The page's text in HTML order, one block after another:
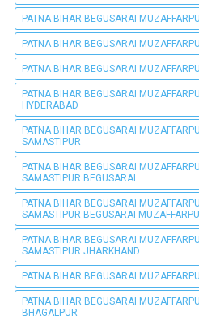
PATNA BIHAR BEGUSARAI
PATNA BIHAR BEGUSARAI
PATNA BIHAR BEGUSARAI
PATNA BIHAR BEGUSARAI
HYDERABAD
PATNA BIHAR BEGUSARAI
SAMASTIPUR
PATNA BIHAR BEGUSARAI
SAMASTIPUR BEGUSARAI
PATNA BIHAR BEGUSARAI
SAMASTIPUR BEGUSARAI
PATNA BIHAR BEGUSARAI
SAMASTIPUR JHARKHAND
PATNA BIHAR BEGUSARAI
PATNA BIHAR BEGUSARAI
BHAGALPUR